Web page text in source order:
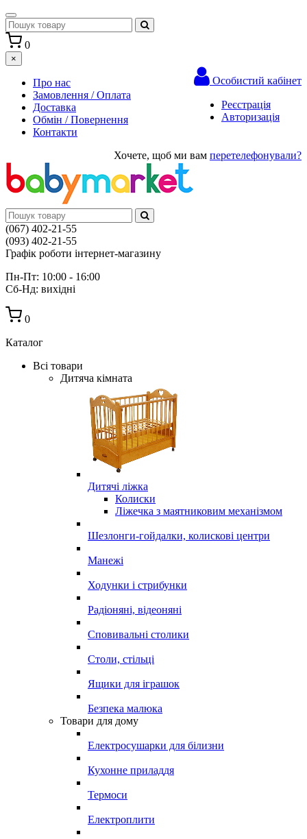
0
×
Про нас
Замовлення / Оплата
Доставка
Обмін / Повернення
Контакти
Особистий кабінет
Реєстрація
Авторизація
Хочете, щоб ми вам перетелефонували?
(067) 402-21-55
(093) 402-21-55
Графік роботи інтернет-магазину
Пн-Пт: 10:00 - 16:00
Сб-Нд: вихідні
0
Каталог
Всі товари
Дитяча кімната
Дитячі ліжка
Колиски
Ліжечка з маятниковим механізмом
Шезлонги-гойдалки, колискові центри
Манежі
Ходунки і стрибунки
Радіоняні, відеоняні
Сповивальні столики
Столи, стільці
Ящики для іграшок
Безпека малюка
Товари для дому
Електросушарки для білизни
Кухонне приладдя
Термоси
Електроплити